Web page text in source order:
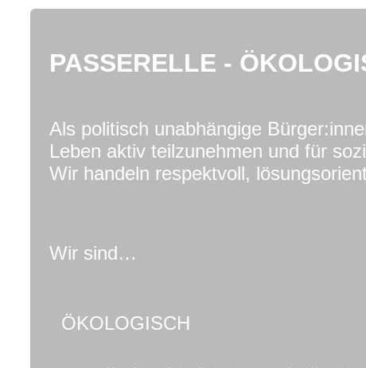
PASSERELLE -
Als politisch unabhängige
Leben aktiv teilzunehmen und für
Wir handeln respektvoll,
Wir sind…
ÖKOLOGISCH